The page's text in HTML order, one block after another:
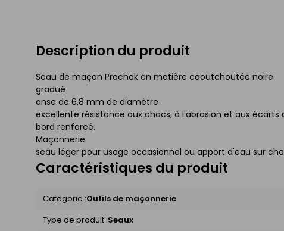
Description du produit
Seau de maçon Prochok en matière caoutchoutée noire
gradué
anse de 6,8 mm de diamètre
excellente résistance aux chocs, à l'abrasion et aux
bord renforcé.
Maçonnerie
seau léger pour usage occasionnel ou apport d'eau sur
Caractéristiques du produit
Catégorie :Outils de maçonnerie
Type de produit :Seaux